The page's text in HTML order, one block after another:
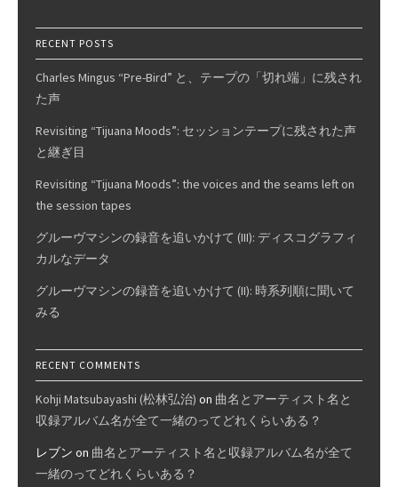
RECENT POSTS
Charles Mingus “Pre-Bird” と、テープの「切れ端」に残され
た声
Revisiting “Tijuana Moods”: セッションテープに残された声
と継ぎ目
Revisiting “Tijuana Moods”: the voices and the seams left on
the session tapes
グルーヴマシンの録音を追いかけて (III): ディスコグラフィ
カルなデータ
グルーヴマシンの録音を追いかけて (II): 時系列順に聞いて
みる
RECENT COMMENTS
Kohji Matsubayashi (松林弘治) on 曲名とアーティスト名と
収録アルバム名が全て一緒のってどれくらいある？
レブン on 曲名とアーティスト名と収録アルバム名が全て
一緒のってどれくらいある？